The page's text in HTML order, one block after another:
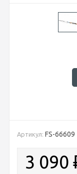
Артикул: FS-66609
3 090